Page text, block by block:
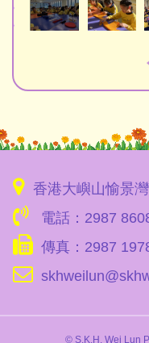
香港大嶼山愉景
電話：2987
傳真：2987
© S.K.H. Wei Lun